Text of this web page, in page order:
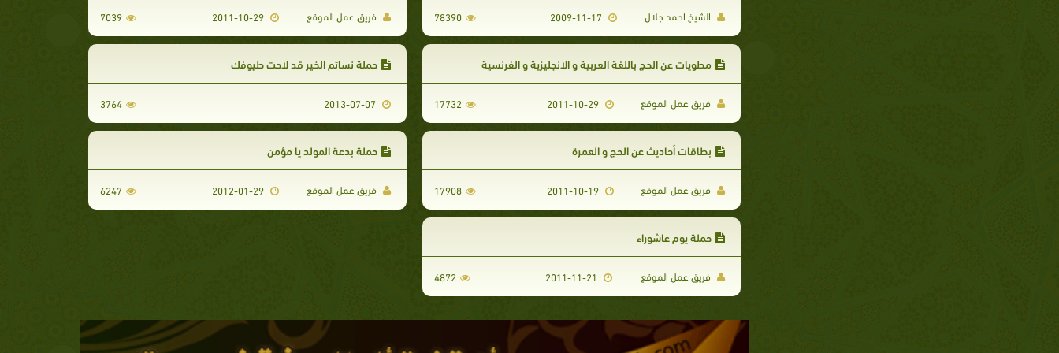
الشيخ احمد جلال 78390 فريق عمل الموقع 2011-10-29
7039
مطويات عن الحج باللغة العربية و الانجليزية و الفرنسية
فريق عمل الموقع 17732
حملة نسائم الخير قد لاحت طيوفك
3764
بطاقات أحاديث عن الحج و العمرة
فريق عمل الموقع 17908
حملة بدعة المولد يا مؤمن
فريق عمل الموقع 2012-01-29
6247
حملة يوم عاشوراء
فريق عمل الموقع 4872